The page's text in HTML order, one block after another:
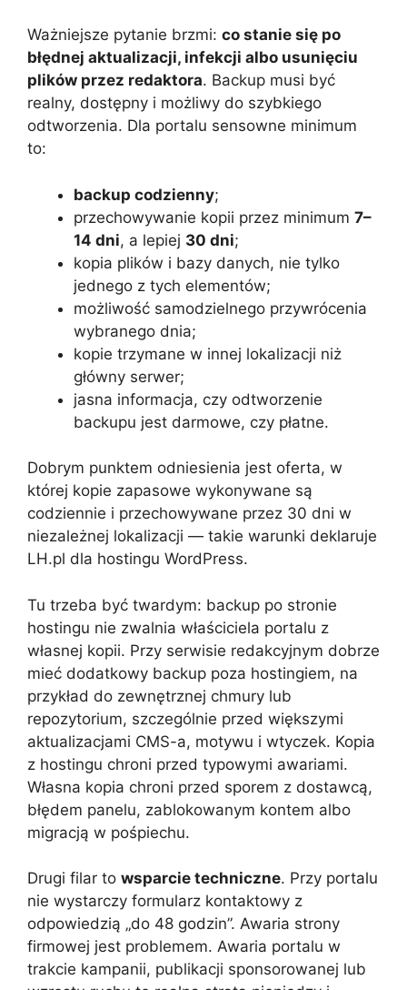
Ważniejsze pytanie brzmi: co stanie się po
błędnej aktualizacji, infekcji albo usunięciu
plików przez redaktora. Backup musi być
realny, dostępny i możliwy do szybkiego
odtworzenia. Dla portalu sensowne minimum
to:
backup codzienny;
przechowywanie kopii przez minimum 7–
14 dni, a lepiej 30 dni;
kopia plików i bazy danych, nie tylko
jednego z tych elementów;
możliwość samodzielnego przywrócenia
wybranego dnia;
kopie trzymane w innej lokalizacji niż
główny serwer;
jasna informacja, czy odtworzenie
backupu jest darmowe, czy płatne.
Dobrym punktem odniesienia jest oferta, w
której kopie zapasowe wykonywane są
codziennie i przechowywane przez 30 dni w
niezależnej lokalizacji — takie warunki deklaruje
LH.pl dla hostingu WordPress.
Tu trzeba być twardym: backup po stronie
hostingu nie zwalnia właściciela portalu z
własnej kopii. Przy serwisie redakcyjnym dobrze
mieć dodatkowy backup poza hostingiem, na
przykład do zewnętrznej chmury lub
repozytorium, szczególnie przed większymi
aktualizacjami CMS-a, motywu i wtyczek. Kopia
z hostingu chroni przed typowymi awariami.
Własna kopia chroni przed sporem z dostawcą,
błędem panelu, zablokowanym kontem albo
migracją w pośpiechu.
Drugi filar to wsparcie techniczne. Przy portalu
nie wystarczy formularz kontaktowy z
odpowiedzią „do 48 godzin”. Awaria strony
firmowej jest problemem. Awaria portalu w
trakcie kampanii, publikacji sponsorowanej lub